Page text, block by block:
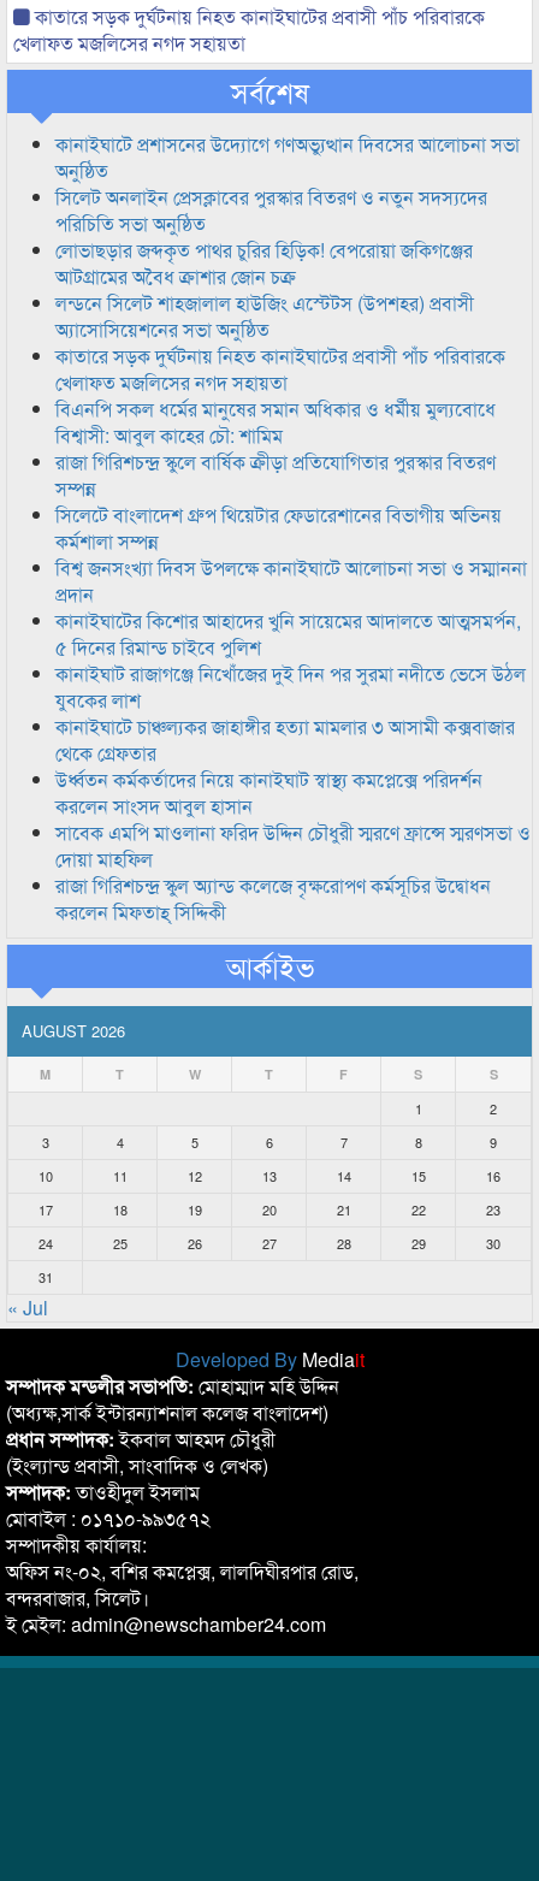
কাতারে সড়ক দুর্ঘটনায় নিহত কানাইঘাটের প্রবাসী পাঁচ পরিবারকে
খেলাফত মজলিসের নগদ সহায়তা
সর্বশেষ
কানাইঘাটে প্রশাসনের উদ্যোগে গণঅভ্যুত্থান দিবসের আলোচনা সভা
অনুষ্ঠিত
সিলেট অনলাইন প্রেসক্লাবের পুরস্কার বিতরণ ও নতুন সদস্যদের
পরিচিতি সভা অনুষ্ঠিত
লোভাছড়ার জব্দকৃত পাথর চুরির হিড়িক! বেপরোয়া জকিগঞ্জের
আটগ্রামের অবৈধ ক্রাশার জোন চক্র
লন্ডনে সিলেট শাহজালাল হাউজিং এস্টেটস (উপশহর) প্রবাসী
অ্যাসোসিয়েশনের সভা অনুষ্ঠিত
কাতারে সড়ক দুর্ঘটনায় নিহত কানাইঘাটের প্রবাসী পাঁচ পরিবারকে
খেলাফত মজলিসের নগদ সহায়তা
বিএনপি সকল ধর্মের মানুষের সমান অধিকার ও ধর্মীয় মুল্যবোধে
বিশ্বাসী: আবুল কাহের চৌ: শামিম
রাজা গিরিশচন্দ্র স্কুলে বার্ষিক ক্রীড়া প্রতিযোগিতার পুরস্কার বিতরণ
সম্পন্ন
সিলেটে বাংলাদেশ গ্রুপ থিয়েটার ফেডারেশানের বিভাগীয় অভিনয়
কর্মশালা সম্পন্ন
বিশ্ব জনসংখ্যা দিবস উপলক্ষে কানাইঘাটে আলোচনা সভা ও সম্মাননা
প্রদান
কানাইঘাটের কিশোর আহাদের খুনি সায়েমের আদালতে আত্মসমর্পন,
৫ দিনের রিমান্ড চাইবে পুলিশ
কানাইঘাট রাজাগঞ্জে নিখোঁজের দুই দিন পর সুরমা নদীতে ভেসে উঠল
যুবকের লাশ
কানাইঘাটে চাঞ্চল্যকর জাহাঙ্গীর হত্যা মামলার ৩ আসামী কক্সবাজার
থেকে গ্রেফতার
উর্ধ্বতন কর্মকর্তাদের নিয়ে কানাইঘাট স্বাস্থ্য কমপ্লেক্সে পরিদর্শন
করলেন সাংসদ আবুল হাসান
সাবেক এমপি মাওলানা ফরিদ উদ্দিন চৌধুরী স্মরণে ফ্রান্সে স্মরণসভা ও
দোয়া মাহফিল
রাজা গিরিশচন্দ্র স্কুল অ্যান্ড কলেজে বৃক্ষরোপণ কর্মসূচির উদ্বোধন
করলেন মিফতাহ্ সিদ্দিকী
আর্কাইভ
AUGUST 2026
M T W T F S S
1
2
3
4 5 6 7 8
9
10
11 12 13 14 15
16
17
18 19 20 21 22
23
24
25 26 27 28 29
30
31
« Jul
Developed By Mediait
সম্পাদক মন্ডলীর সভাপতি: মোহাম্মাদ মহি উদ্দিন
(অধ্যক্ষ,সার্ক ইন্টারন্যাশনাল কলেজ বাংলাদেশ)
প্রধান সম্পাদক:ইকবাল আহমদ চৌধুরী
(ইংল্যান্ড প্রবাসী, সাংবাদিক ও লেখক)
সম্পাদক:তাওহীদুল ইসলাম
মোবাইল : ০১৭১০-৯৯৩৫৭২
সম্পাদকীয় কার্যালয়:
অফিস নং-০২, বশির কমপ্লেক্স, লালদিঘীরপার রোড,
বন্দরবাজার, সিলেট।
ই মেইল: admin@newschamber24.com